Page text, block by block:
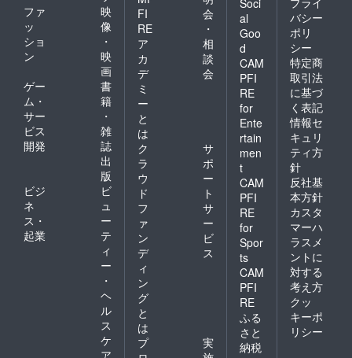
内を目
処にお
願いい
たしま
す。
ファ
ッ
ショ
ン
映
像
・
映
画
ゲー
ム・
サー
ビス
開発
書
籍
・
雑
誌
出
版
ビジ
ネ
ス・
起業
ビ
ュ
ー
テ
ィ
ー
・
ヘ
ル
ス
ケ
ア
FI
RE
ア
カ
デ
ミ
ー
と
は
会
・
相
談
会
ク
ラ
ウ
ド
フ
ァ
ン
デ
ィ
ン
グ
と
は
サ
ポ
ー
ト
サ
ー
ビ
ス
プ
実
al
Goo
d
CAM
PFI
RE
for
Ente
rtain
men
t
CAM
PFI
RE
for
Spor
ts
CAM
PFI
RE
ふる
さと
納税
バシー
ポリ
シー
特定商
取引法
に基づ
く表記
情報セ
キュリ
ティ方
針
反社基
本方針
カスタ
マーハ
ラスメ
ントに
対する
考え方
クッ
キーポ
リシー